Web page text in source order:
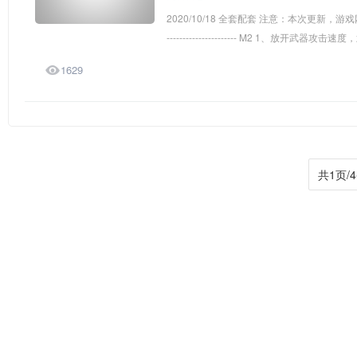
2020/10/18 全套配套 注意：本次更新，游
---------------------- M2 1、放开武器攻击速度
1629
共1页/